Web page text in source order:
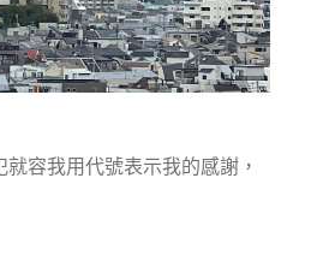
就容我用代號表示我的感謝，